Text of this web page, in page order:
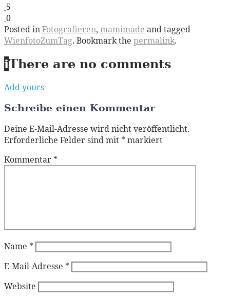
5
0
Posted inFotografieren, mamimade and tagged
WienfotoZumTag. Bookmark the permalink.
iThere are no comments
Add yours
Schreibe einen Kommentar
Deine E-Mail-Adresse wird nicht veröffentlicht.
Erforderliche Felder sind mit * markiert
Kommentar *
Name *
E-Mail-Adresse *
Website